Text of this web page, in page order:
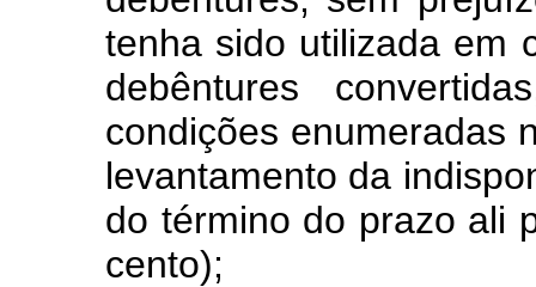
tenha sido utilizada em
debêntures
condições enumeradas
levantamento da
do término do prazo ali
cento);